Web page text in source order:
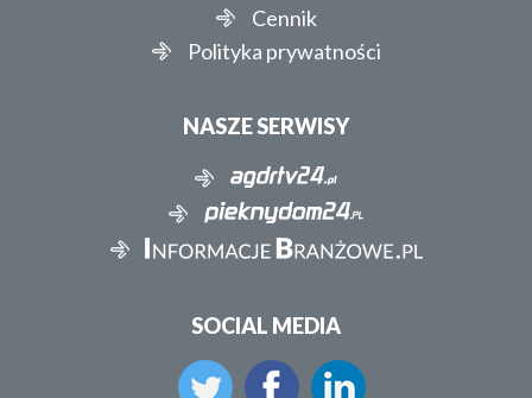
Cennik
Polityka prywatności
NASZE SERWISY
SOCIAL MEDIA